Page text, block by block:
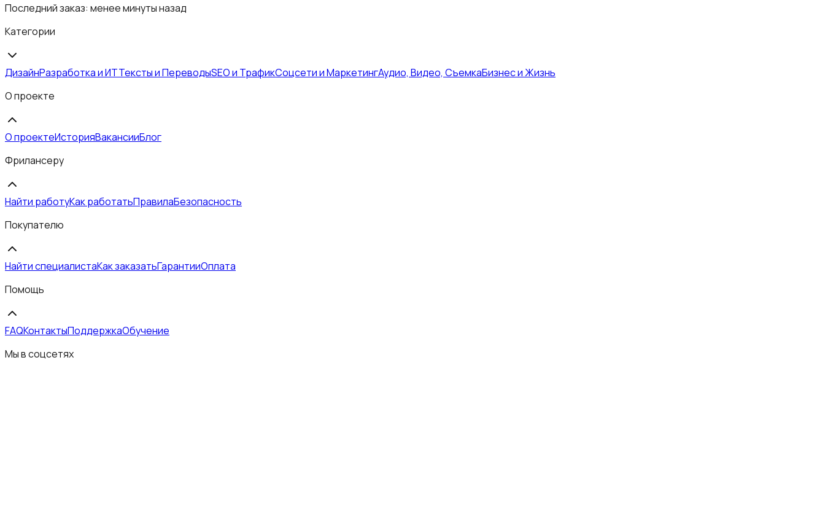
Последний заказ: менее минуты назад
Категории
ДизайнРазработка и ИТТексты и ПереводыSEO и ТрафикСоцсети и МаркетингАудио, Видео, СъемкаБизнес и Жизнь
О проекте
О проектеИсторияВакансииБлог
Фрилансеру
Найти работуКак работатьПравилаБезопасность
Покупателю
Найти специалистаКак заказатьГарантииОплата
Помощь
FAQКонтактыПоддержкаОбучение
Мы в соцсетях